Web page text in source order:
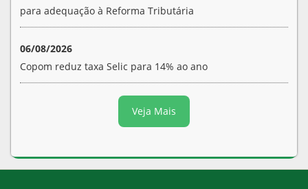
para adequação à Reforma Tributária
06/08/2026
Copom reduz taxa Selic para 14% ao ano
Veja Mais